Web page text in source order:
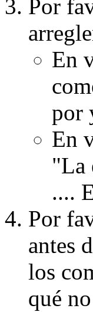
Por
En
por
En
"La
....
Por
antes
los
qué